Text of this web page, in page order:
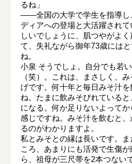
るね」
――全国の大学で学生を指導し
ディアへの登場と大活躍され
しいでしょうに、肌つやがよ
て、失礼ながら御年73歳には
ね。
小泉 そうでしょ。自分でも若
（笑）。これは、まさしく、
げです。何十年と毎日みそ汁
ね。たまに飲みそびれている
になる。何か足りないよって
感じですね。みそ汁を飲むと
るのがわかりますよ。
私とみそとの縁は長いです。
ころ、あまりにも活発で生傷
ら、祖母が三尺帯を2本つない